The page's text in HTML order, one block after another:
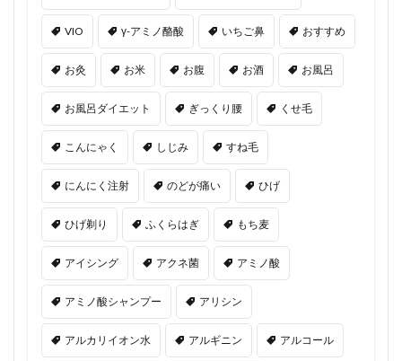
VIO γ-アミノ酪酸 いちご鼻 おすすめ
お灸 お米 お腹 お酒 お風呂
お風呂ダイエット ぎっくり腰 くせ毛
こんにゃく しじみ すね毛
にんにく注射 のどが痛い ひげ
ひげ剃り ふくらはぎ もち麦
アイシング アクネ菌 アミノ酸
アミノ酸シャンプー アリシン
アルカリイオン水 アルギニン アルコール